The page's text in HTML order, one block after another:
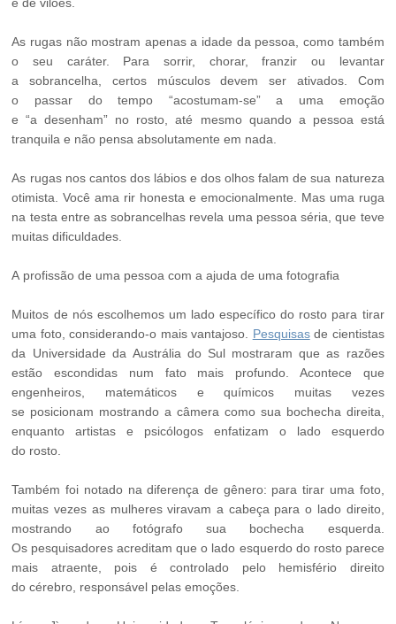
As rugas não mostram apenas a idade da pessoa, como também
o seu caráter. Para sorrir, chorar, franzir ou levantar
a sobrancelha, certos músculos devem ser ativados. Com
o passar do tempo “acostumam-se” a uma emoção
e “a desenham” no rosto, até mesmo quando a pessoa está
tranquila e não pensa absolutamente em nada.
As rugas nos cantos dos lábios e dos olhos falam de sua natureza
otimista. Você ama rir honesta e emocionalmente. Mas uma ruga
na testa entre as sobrancelhas revela uma pessoa séria, que teve
muitas dificuldades.
A profissão de uma pessoa com a ajuda de uma fotografia
Muitos de nós escolhemos um lado específico do rosto para tirar
uma foto, considerando-o mais vantajoso. Pesquisasde cientistas
da Universidade da Austrália do Sul mostraram que as razões
estão escondidas num fato mais profundo. Acontece que
engenheiros, matemáticos e químicos muitas vezes
se posicionam mostrando a câmera como sua bochecha direita,
enquanto artistas e psicólogos enfatizam o lado esquerdo
do rosto.
Também foi notado na diferença de gênero: para tirar uma foto,
muitas vezes as mulheres viravam a cabeça para o lado direito,
mostrando ao fotógrafo sua bochecha esquerda.
Os pesquisadores acreditam que o lado esquerdo do rosto parece
mais atraente, pois é controlado pelo hemisfério direito
do cérebro, responsável pelas emoções.